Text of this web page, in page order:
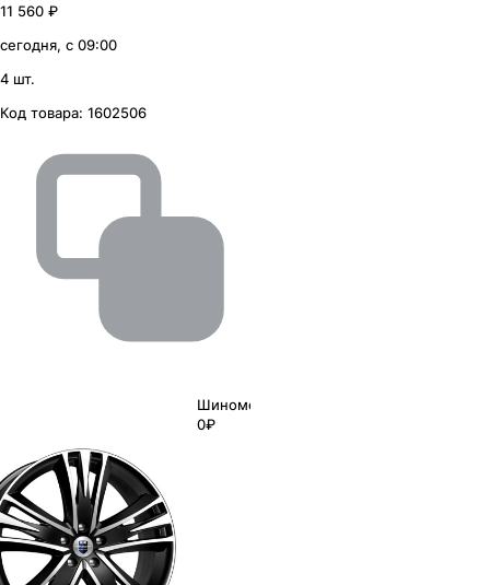
11 560 ₽
сегодня, с 09:00
4 шт.
Код товара: 1602506
Шиномонтаж
0₽